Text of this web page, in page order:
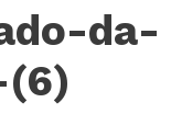
da-